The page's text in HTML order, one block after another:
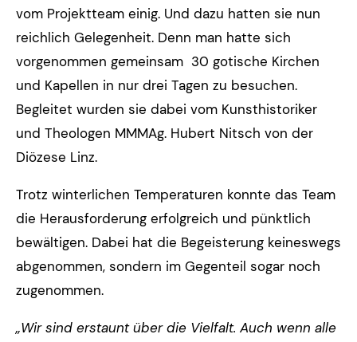
vom Projektteam einig. Und dazu hatten sie nun
reichlich Gelegenheit. Denn man hatte sich
vorgenommen gemeinsam 30 gotische Kirchen
und Kapellen in nur drei Tagen zu besuchen.
Begleitet wurden sie dabei vom Kunsthistoriker
und Theologen MMMAg. Hubert Nitsch von der
Diözese Linz.
Trotz winterlichen Temperaturen konnte das Team
die Herausforderung erfolgreich und pünktlich
bewältigen. Dabei hat die Begeisterung keineswegs
abgenommen, sondern im Gegenteil sogar noch
zugenommen.
„Wir sind erstaunt über die Vielfalt. Auch wenn alle